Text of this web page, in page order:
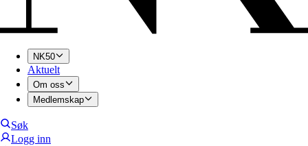
NK50
Aktuelt
Om oss
Medlemskap
Søk
Logg inn